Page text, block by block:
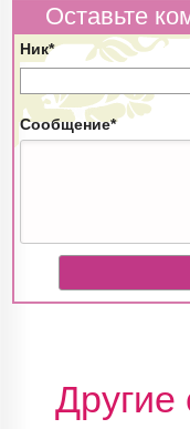
Оставьте
Ник*
Сообщение*
Другие